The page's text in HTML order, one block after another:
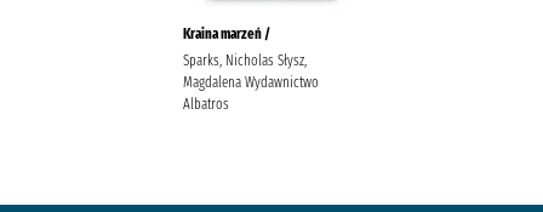
Kraina marzeń /
Sparks, Nicholas Słysz,
Magdalena Wydawnictwo
Albatros